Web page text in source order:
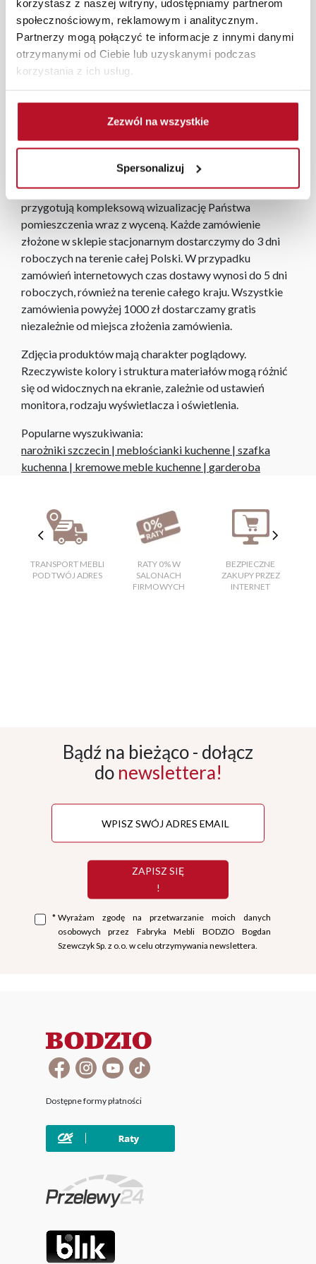
korzystasz z naszej witryny, udostępniamy partnerom
społecznościowym, reklamowym i analitycznym.
Partnerzy mogą połączyć te informacje z innymi danymi
otrzymanymi od Ciebie lub uzyskanymi podczas
korzystania z ich usług.
Zezwól na wszystkie
Spersonalizuj
komfortem. Materiał Gustimo, o miękkiej i przyjemnej w
dotyku strukturze, dodaje każdej poduszce subtelnego
uroku i elegancji. Kolekcja Bajka oferuje różnorodne
wzory i warianty kolorystyczne, które łatwo dopasować
do każdej aranżacji. Te stylowe poduszki wprowadzą do
w salonie, sypialni czy na tarasie.
aranżacji mebli, a nasi pracownicy z wykorzystaniem
programu Planer 3D bezpłatnie zaprojektują i
przygotują kompleksową wizualizację Państwa
pomieszczenia wraz z wyceną. Każde zamówienie
złożone w sklepie stacjonarnym dostarczymy do 3 dni
roboczych na terenie całej Polski. W przypadku
zamówień internetowych czas dostawy wynosi do 5 dni
roboczych, również na terenie całego kraju. Wszystkie
zamówienia powyżej 1000 zł dostarczamy gratis
niezależnie od miejsca złożenia zamówienia.
Zdjęcia produktów mają charakter poglądowy.
Rzeczywiste kolory i struktura materiałów mogą różnić
się od widocznych na ekranie, zależnie od ustawień
monitora, rodzaju wyświetlacza i oświetlenia.
Popularne wyszukiwania:
narożniki szczecin | meblościanki kuchenne | szafka
kuchenna | kremowe meble kuchenne | garderoba
TRANSPORT MEBLI
POD TWÓJ ADRES
RATY 0% W
SALONACH
FIRMOWYCH
BEZPIECZNE
ZAKUPY PRZEZ
INTERNET
Bądź na bieżąco - dołącz
do newslettera!
ZAPISZ SIĘ
!
* Wyrażam zgodę na przetwarzanie moich danych
osobowych przez Fabryka Mebli BODZIO Bogdan
Szewczyk Sp. z o.o. w celu otrzymywania newslettera.
Dostępne formy płatności